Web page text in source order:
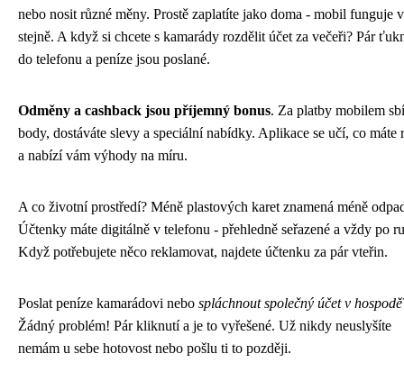
nebo nosit různé měny. Prostě zaplatíte jako doma - mobil funguje
stejně. A když si chcete s kamarády rozdělit účet za večeři? Pár
do telefonu a peníze jsou poslané.
Odměny a cashback jsou příjemný bonus. Za platby mobilem
body, dostáváte slevy a speciální nabídky. Aplikace se učí, co máte
a nabízí vám výhody na míru.
A co životní prostředí? Méně plastových karet znamená méně
Účtenky máte digitálně v telefonu - přehledně seřazené a vždy po
Když potřebujete něco reklamovat, najdete účtenku za pár vteřin.
Poslat peníze kamarádovi nebo spláchnout společný účet v hospodě
Žádný problém! Pár kliknutí a je to vyřešené. Už nikdy neuslyšíte
nemám u sebe hotovost nebo pošlu ti to později.